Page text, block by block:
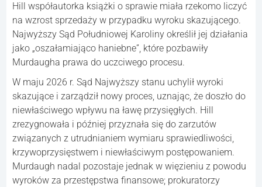
Hill współautorka książki o sprawie miała rzekomo liczyć
na wzrost sprzedaży w przypadku wyroku skazującego.
Najwyższy Sąd Południowej Karoliny określił jej działania
jako „oszałamiająco haniebne”, które pozbawiły
Murdaugha prawa do uczciwego procesu.
W maju 2026 r. Sąd Najwyższy stanu uchylił wyroki
skazujące i zarządził nowy proces, uznając, że doszło do
niewłaściwego wpływu na ławę przysięgłych. Hill
zrezygnowała i później przyznała się do zarzutów
związanych z utrudnianiem wymiaru sprawiedliwości,
krzywoprzysięstwem i niewłaściwym postępowaniem.
Murdaugh nadal pozostaje jednak w więzieniu z powodu
wyroków za przestępstwa finansowe; prokuratorzy